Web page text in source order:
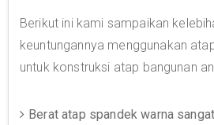
Berikut ini kami sampaikan
keuntungannya menggunakan
untuk konstruksi atap bangunan
Berat atap spandek warna